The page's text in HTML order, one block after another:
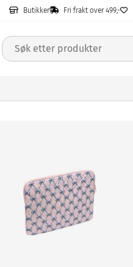
Butikker Fri frakt over 499,-